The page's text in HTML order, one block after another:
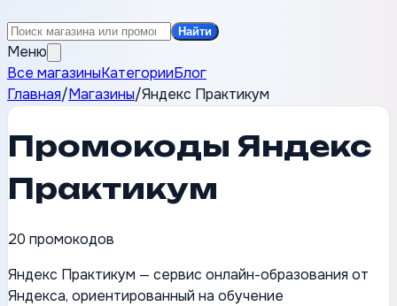
Найти
Меню
Все магазиныКатегорииБлог
Главная/Магазины/Яндекс Практикум
Промокоды Яндекс
Практикум
20 промокодов
Яндекс Практикум — сервис онлайн-образования от
Яндекса, ориентированный на обучение